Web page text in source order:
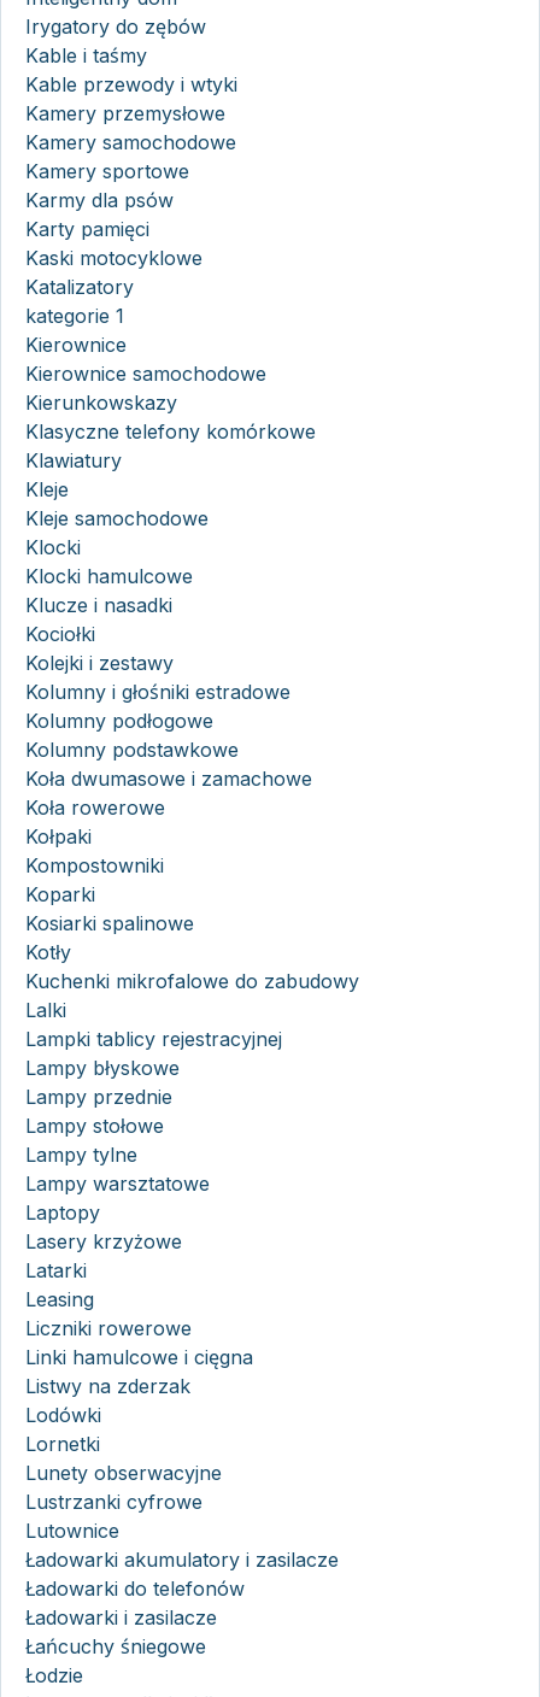
Irygatory do zębów
Kable i taśmy
Kable przewody i wtyki
Kamery przemysłowe
Kamery samochodowe
Kamery sportowe
Karmy dla psów
Karty pamięci
Kaski motocyklowe
Katalizatory
kategorie 1
Kierownice
Kierownice samochodowe
Kierunkowskazy
Klasyczne telefony komórkowe
Klawiatury
Kleje
Kleje samochodowe
Klocki
Klocki hamulcowe
Klucze i nasadki
Kociołki
Kolejki i zestawy
Kolumny i głośniki estradowe
Kolumny podłogowe
Kolumny podstawkowe
Koła dwumasowe i zamachowe
Koła rowerowe
Kołpaki
Kompostowniki
Koparki
Kosiarki spalinowe
Kotły
Kuchenki mikrofalowe do zabudowy
Lalki
Lampki tablicy rejestracyjnej
Lampy błyskowe
Lampy przednie
Lampy stołowe
Lampy tylne
Lampy warsztatowe
Laptopy
Lasery krzyżowe
Latarki
Leasing
Liczniki rowerowe
Linki hamulcowe i cięgna
Listwy na zderzak
Lodówki
Lornetki
Lunety obserwacyjne
Lustrzanki cyfrowe
Lutownice
Ładowarki akumulatory i zasilacze
Ładowarki do telefonów
Ładowarki i zasilacze
Łańcuchy śniegowe
Łodzie